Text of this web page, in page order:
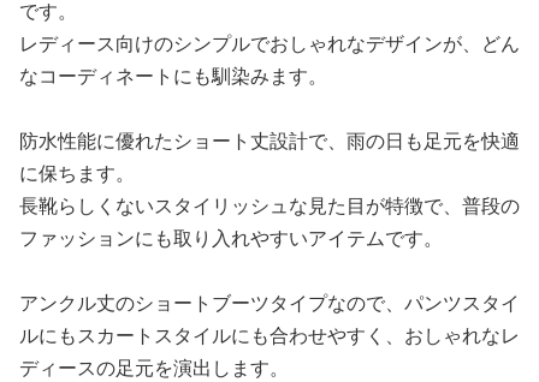
です。
レディース向けのシンプルでおしゃれなデザインが、どん
なコーディネートにも馴染みます。
防水性能に優れたショート丈設計で、雨の日も足元を快適
に保ちます。
長靴らしくないスタイリッシュな見た目が特徴で、普段の
ファッションにも取り入れやすいアイテムです。
アンクル丈のショートブーツタイプなので、パンツスタイ
ルにもスカートスタイルにも合わせやすく、おしゃれなレ
ディースの足元を演出します。